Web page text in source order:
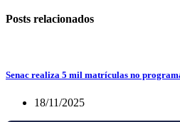
Posts relacionados
Senac realiza 5 mil matrículas no
18/11/2025